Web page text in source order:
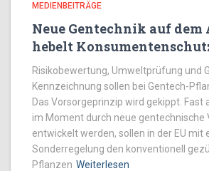
MEDIENBEITRÄGE
Neue Gentechnik auf dem
hebelt
Risikobewertung, Umweltprüfung und
Kennzeichnung sollen bei Gentech-
Das Vorsorgeprinzip wird gekippt. Fast
im Moment durch neue gentechnische
entwickelt werden, sollen in der EU mit
Sonderregelung den konventionell
Pflanzen Weiterlesen